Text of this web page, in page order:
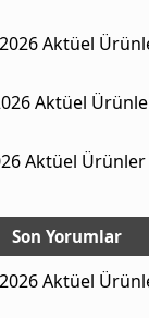
Aktüel
Aktüel
Aktüel
Son Yorumlar
Aktüel